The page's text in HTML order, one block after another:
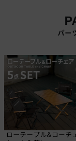
パー
ローテーブル&ローチ